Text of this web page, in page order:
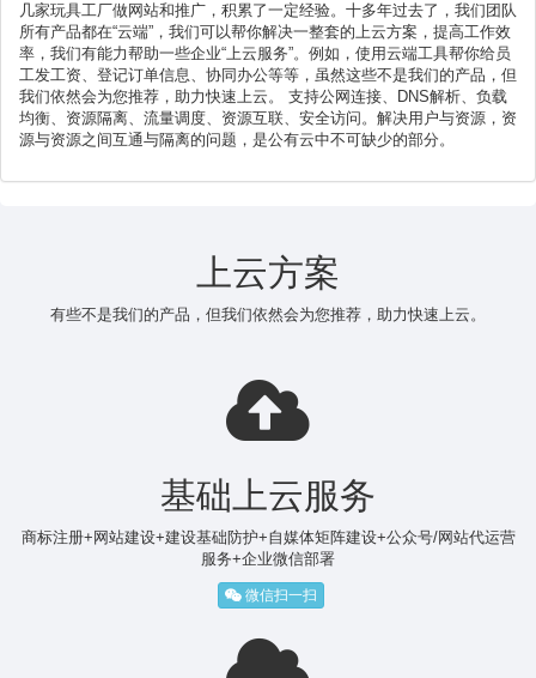
几家玩具工厂做网站和推广，积累了一定经验。十多年过去了，我们团队
所有产品都在“云端”，我们可以帮你解决一整套的上云方案，提高工作效
率，我们有能力帮助一些企业“上云服务”。例如，使用云端工具帮你给员
工发工资、登记订单信息、协同办公等等，虽然这些不是我们的产品，但
我们依然会为您推荐，助力快速上云。 支持公网连接、DNS解析、负载
均衡、资源隔离、流量调度、资源互联、安全访问。解决用户与资源，资
源与资源之间互通与隔离的问题，是公有云中不可缺少的部分。
上云方案
有些不是我们的产品，但我们依然会为您推荐，助力快速上云。
基础上云服务
商标注册+网站建设+建设基础防护+自媒体矩阵建设+公众号/网站代运营
服务+企业微信部署
微信扫一扫